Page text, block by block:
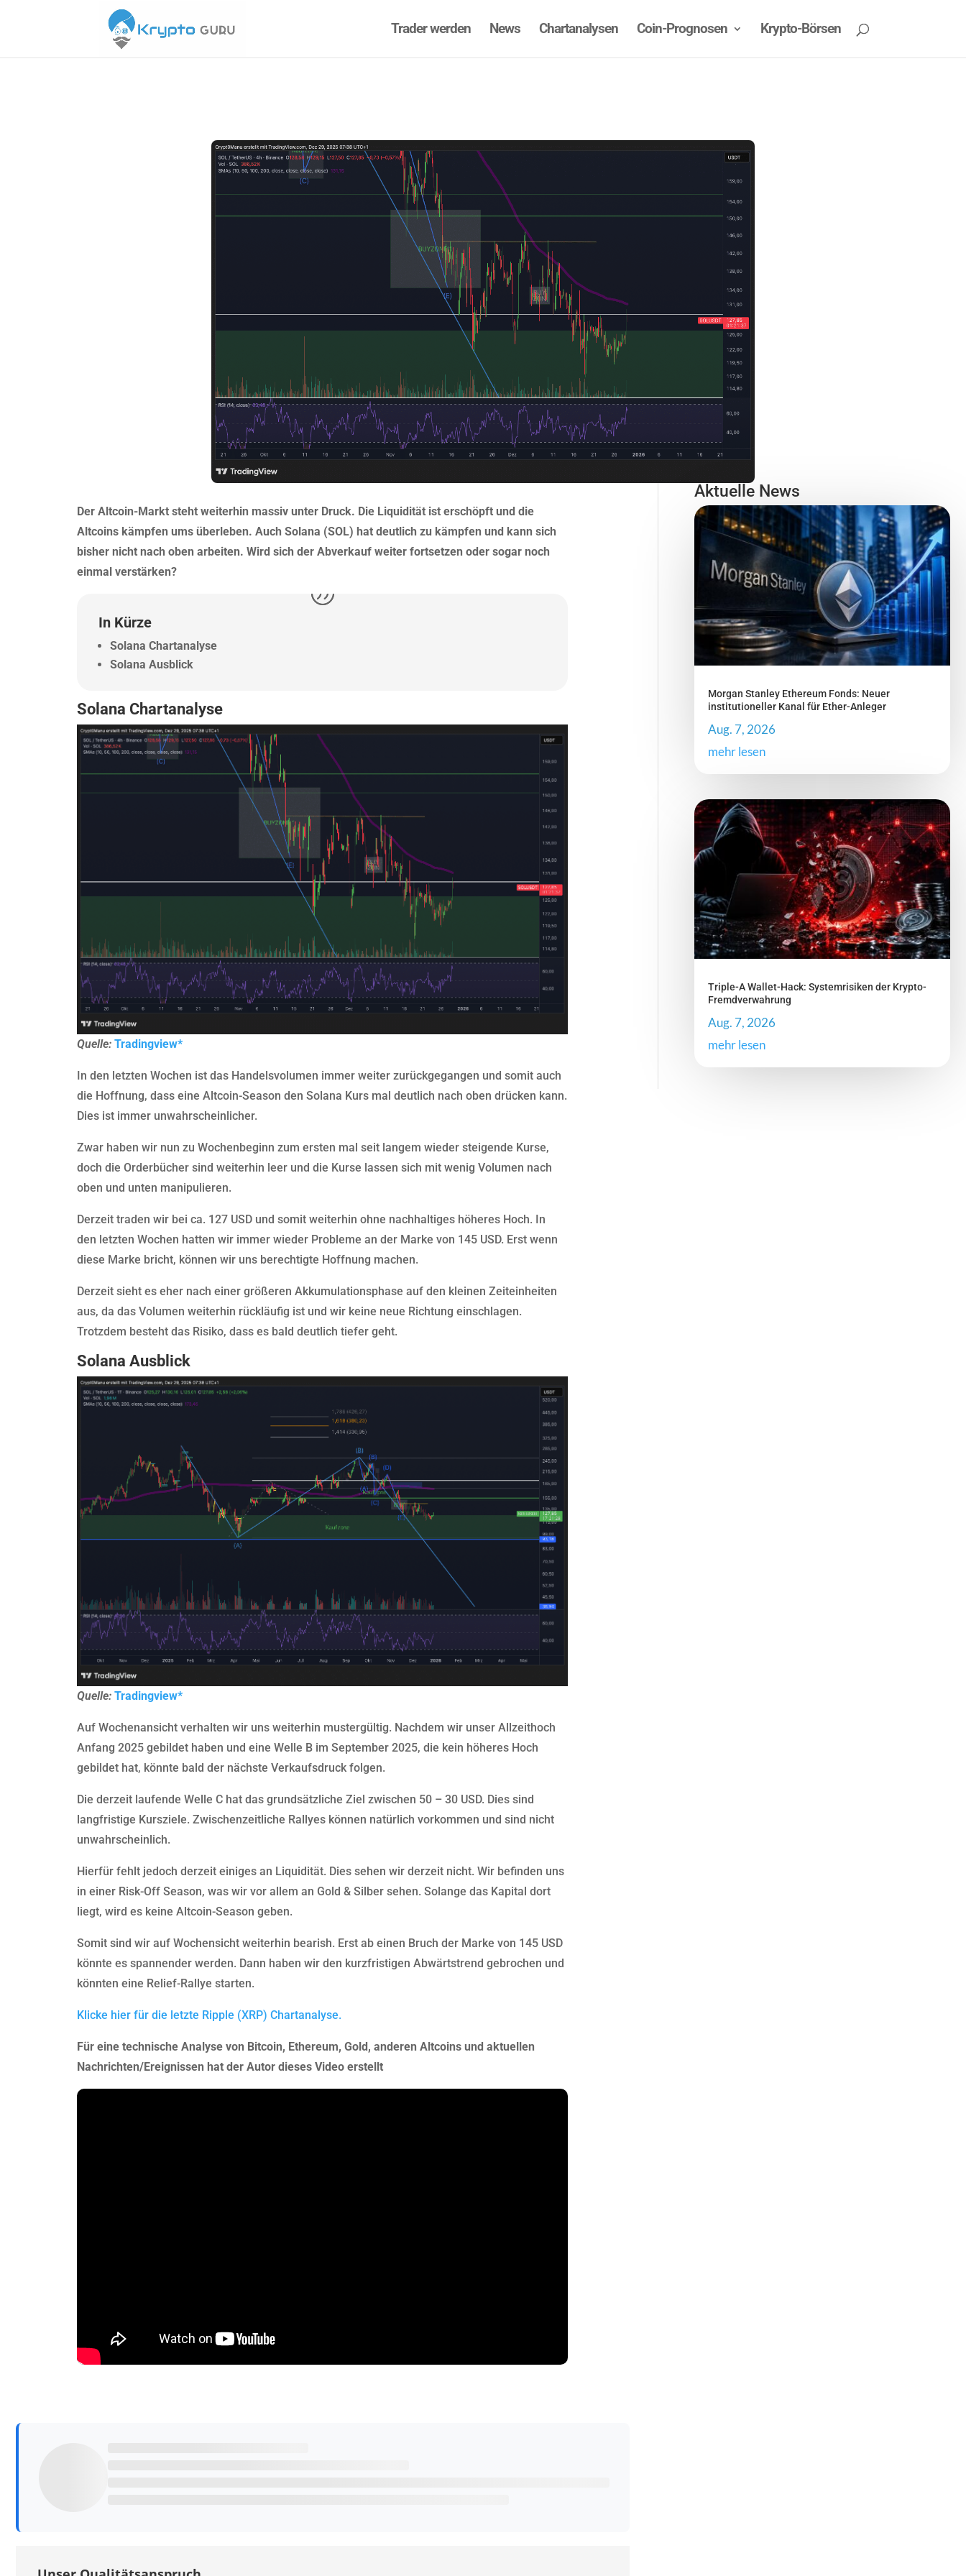
Trader werden News Chartanalysen Coin-Prognosen Krypto-Börsen
Der Altcoin-Markt steht weiterhin massiv unter Druck. Die Liquidität ist erschöpft und die
Altcoins kämpfen ums überleben. Auch Solana (SOL) hat deutlich zu kämpfen und kann sich
bisher nicht nach oben arbeiten. Wird sich der Abverkauf weiter fortsetzen oder sogar noch
einmal verstärken?
In Kürze
Solana Chartanalyse
Solana Ausblick
Solana Chartanalyse
Quelle:Tradingview*
In den letzten Wochen ist das Handelsvolumen immer weiter zurückgegangen und somit auch
die Hoffnung, dass eine Altcoin-Season den Solana Kurs mal deutlich nach oben drücken kann.
Dies ist immer unwahrscheinlicher.
Zwar haben wir nun zu Wochenbeginn zum ersten mal seit langem wieder steigende Kurse,
doch die Orderbücher sind weiterhin leer und die Kurse lassen sich mit wenig Volumen nach
oben und unten manipulieren.
Derzeit traden wir bei ca. 127 USD und somit weiterhin ohne nachhaltiges höheres Hoch. In
den letzten Wochen hatten wir immer wieder Probleme an der Marke von 145 USD. Erst wenn
diese Marke bricht, können wir uns berechtigte Hoffnung machen.
Derzeit sieht es eher nach einer größeren Akkumulationsphase auf den kleinen Zeiteinheiten
aus, da das Volumen weiterhin rückläufig ist und wir keine neue Richtung einschlagen.
Trotzdem besteht das Risiko, dass es bald deutlich tiefer geht.
Solana Ausblick
Quelle:Tradingview*
Auf Wochenansicht verhalten wir uns weiterhin mustergültig. Nachdem wir unser Allzeithoch
Anfang 2025 gebildet haben und eine Welle B im September 2025, die kein höheres Hoch
gebildet hat, könnte bald der nächste Verkaufsdruck folgen.
Die derzeit laufende Welle C hat das grundsätzliche Ziel zwischen 50 – 30 USD. Dies sind
langfristige Kursziele. Zwischenzeitliche Rallyes können natürlich vorkommen und sind nicht
unwahrscheinlich.
Hierfür fehlt jedoch derzeit einiges an Liquidität. Dies sehen wir derzeit nicht. Wir befinden uns
in einer Risk-Off Season, was wir vor allem an Gold & Silber sehen. Solange das Kapital dort
liegt, wird es keine Altcoin-Season geben.
Somit sind wir auf Wochensicht weiterhin bearish. Erst ab einen Bruch der Marke von 145 USD
könnte es spannender werden. Dann haben wir den kurzfristigen Abwärtstrend gebrochen und
könnten eine Relief-Rallye starten.
Klicke hier für die letzte Ripple (XRP) Chartanalyse.
Für eine technische Analyse von Bitcoin, Ethereum, Gold, anderen Altcoins und aktuellen
Nachrichten/Ereignissen hat der Autor dieses Video erstellt
Aktuelle News
Morgan Stanley Ethereum Fonds: Neuer
institutioneller Kanal für Ether-Anleger
Aug. 7, 2026
mehr lesen
Triple-A Wallet-Hack: Systemrisiken der Krypto-
Fremdverwahrung
Aug. 7, 2026
mehr lesen